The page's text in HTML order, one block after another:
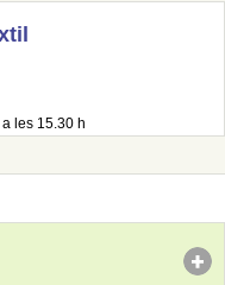
les 15.30 h